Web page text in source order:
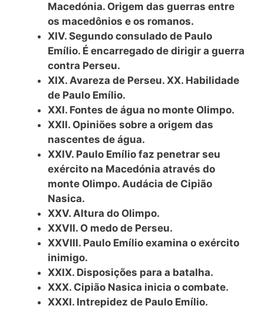
Macedónia. Origem das guerras entre
os macedônios e os romanos.
XIV. Segundo consulado de Paulo
Emílio. É encarregado de dirigir a guerra
contra Perseu.
XIX. Avareza de Perseu. XX. Habilidade
de Paulo Emílio.
XXI. Fontes de água no monte Olimpo.
XXII. Opiniões sobre a origem das
nascentes de água.
XXIV. Paulo Emílio faz penetrar seu
exército na Macedónia através do
monte Olimpo. Audácia de Cipião
Nasica.
XXV. Altura do Olimpo.
XXVII. O medo de Perseu.
XXVIII. Paulo Emílio examina o exército
inimigo.
XXIX. Disposições para a batalha.
XXX. Cipião Nasica inicia o combate.
XXXI. Intrepidez de Paulo Emílio.